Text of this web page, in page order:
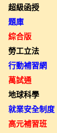
超級函授
題庫
綜合版
勞工立法
行動補習網
萬試通
地球科學
就業安全制度
高元補習班